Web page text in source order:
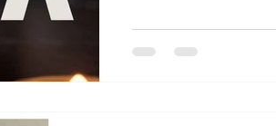
니다. 먼저 초보자를
본 개념 이해부터 시